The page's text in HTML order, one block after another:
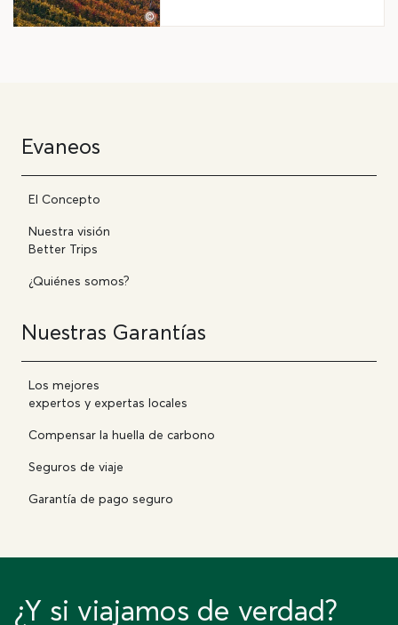
©
Evaneos
El Concepto
Nuestra visión
Better Trips
¿Quiénes somos?
Nuestras Garantías
Los mejores
expertos y expertas locales
Compensar la huella de carbono
Seguros de viaje
Garantía de pago seguro
¿Y si viajamos de verdad?